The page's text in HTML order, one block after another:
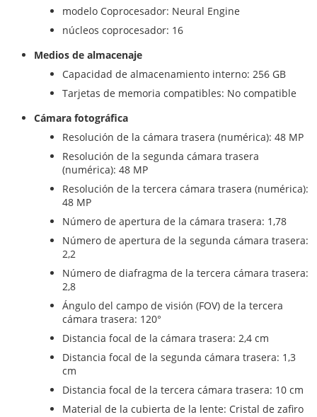
modelo Coprocesador: Neural Engine
núcleos coprocesador: 16
Medios de almacenaje
Capacidad de almacenamiento interno: 256 GB
Tarjetas de memoria compatibles: No compatible
Cámara fotográfica
Resolución de la cámara trasera (numérica): 48 MP
Resolución de la segunda cámara trasera
(numérica): 48 MP
Resolución de la tercera cámara trasera (numérica):
48 MP
Número de apertura de la cámara trasera: 1,78
Número de apertura de la segunda cámara trasera:
2,2
Número de diafragma de la tercera cámara trasera:
2,8
Ángulo del campo de visión (FOV) de la tercera
cámara trasera: 120°
Distancia focal de la cámara trasera: 2,4 cm
Distancia focal de la segunda cámara trasera: 1,3
cm
Distancia focal de la tercera cámara trasera: 10 cm
Material de la cubierta de la lente: Cristal de zafiro